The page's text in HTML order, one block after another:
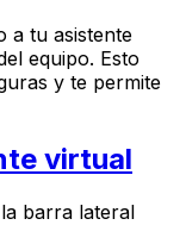
a tu asistente
equipo. Esto
y te permite
virtual
barra lateral